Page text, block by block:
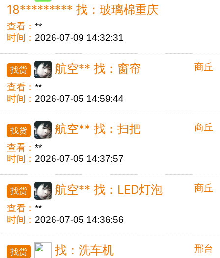
18********* 找：玻璃棉重庆
查看：**
时间： 2026-07-09 14:32:31
商丘
找货 航空** 找：窗帘
查看：**
时间： 2026-07-05 14:59:44
商丘
找货 航空** 找：扫把
查看：**
时间： 2026-07-05 14:37:57
商丘
找货 航空** 找：LED灯泡
查看：**
时间： 2026-07-05 14:36:56
邢台
找货 找：洗车机